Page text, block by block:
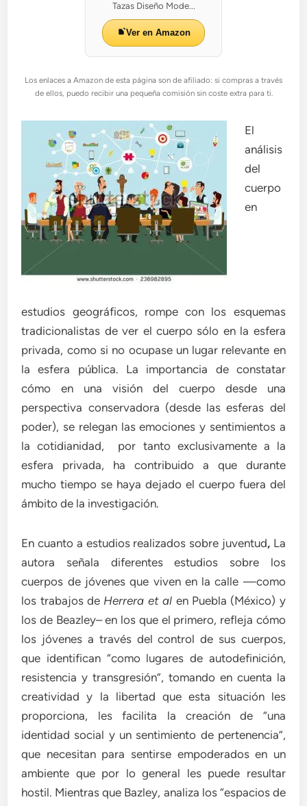
Tazas Diseño Mode...
Ver en Amazon
Los enlaces a Amazon de esta página son de afiliado: si compras a través
de ellos, puedo recibir una pequeña comisión sin coste extra para ti.
El
análisis
del
cuerpo
en
estudios geográficos, rompe con los esquemas
tradicionalistas de ver el cuerpo sólo en la esfera
privada, como si no ocupase un lugar relevante en
la esfera pública. La importancia de constatar
cómo en una visión del cuerpo desde una
perspectiva conservadora (desde las esferas del
poder), se relegan las emociones y sentimientos a
la cotidianidad, por tanto exclusivamente a la
esfera privada, ha contribuido a que durante
mucho tiempo se haya dejado el cuerpo fuera del
ámbito de la investigación.
En cuanto a estudios realizados sobre juventud, La
autora señala diferentes estudios sobre los
cuerpos de jóvenes que viven en la calle —como
los trabajos de Herrera et al en Puebla (México) y
los de Beazley– en los que el primero, refleja cómo
los jóvenes a través del control de sus cuerpos,
que identifican “como lugares de autodefinición,
resistencia y transgresión”, tomando en cuenta la
creatividad y la libertad que esta situación les
proporciona, les facilita la creación de “una
identidad social y un sentimiento de pertenencia”,
que necesitan para sentirse empoderados en un
ambiente que por lo general les puede resultar
hostil. Mientras que Bazley, analiza los “espacios de